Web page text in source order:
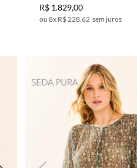
R$ 1.829,00
8x R$ 228,62 sem juros